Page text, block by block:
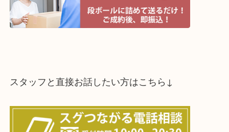
↓パソコンでご覧頂いている方は、こちらをスマホ